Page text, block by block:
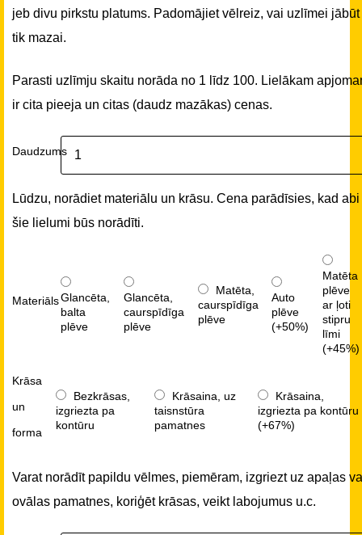
jeb divu pirkstu platums. Padomājiet vēlreiz, vai uzlīmei jābūt
tik mazai.
Parasti uzlīmju skaitu norāda no 1 līdz 100. Lielākam
ir cita pieeja un citas (daudz mazākas) cenas.
Daudzums
Lūdzu, norādiet materiālu un krāsu. Cena parādīsies, kad abi
šie lielumi būs norādīti.
MateriālsGlancēta,
balta
plēve
Glancēta,
caurspīdīga
plēve
Matēta,
caurspīdīga
plēve
Auto
plēve
(+50%)
Matēta
plēve
ar ļoti
stipru
līmi
(+45%)
Krāsa
un
forma
Bezkrāsas,
izgriezta pa
kontūru
Krāsaina, uz
taisnstūra
pamatnes
Krāsaina,
izgriezta pa kontūru
(+67%)
Varat norādīt papildu vēlmes, piemēram, izgriezt uz apaļas
ovālas pamatnes, koriģēt krāsas, veikt labojumus u.c.